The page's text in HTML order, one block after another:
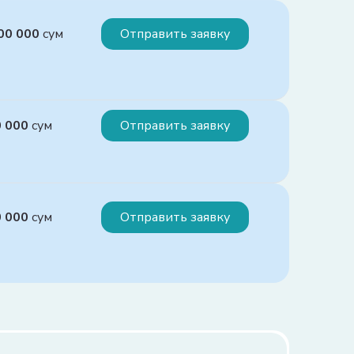
000 сум Отправить заявку
000 сум Отправить заявку
000 сум Отправить заявку